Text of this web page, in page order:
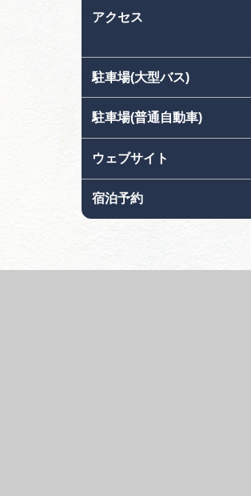
アクセス
駐車場(大型バス)
駐車場(普通自動車)
ウェブサイト
宿泊予約